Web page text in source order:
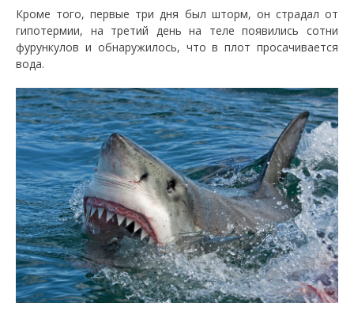
Кроме того, первые три дня был шторм, он страдал от
гипотермии, на третий день на теле появились сотни
фурункулов и обнаружилось, что в плот просачивается
вода.